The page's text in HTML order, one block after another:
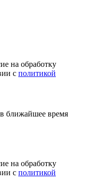
на обработку
с политикой
ближайшее время
на обработку
с политикой